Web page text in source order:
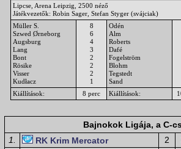
Lipcse, Arena Leipzig, 2500 néző
Játékvezetők: Robin Sager, Stefan Styger (svájciak)
Müller S.
Szwed Ørneborg
Augsburg
Lang
Bont
Rösike
Visser
Kudłacz
8
6
4
3
2
2
2
1
Odén
Alm
Roberts
Dafé
Fogelström
Blohm
Tegstedt
Sand
Kiállítások:
8 perc Kiállítások:
Bajnokok Ligája, a C-
1.
RK Krim Mercator 2